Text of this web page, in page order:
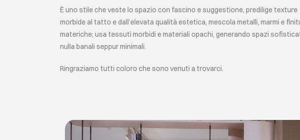
È uno stile che veste lo spazio con fascino e suggestione, predilige texture
morbide al tatto e dall’elevata qualità estetica, mescola metalli, marmi e
materiche; usa tessuti morbidi e materiali opachi, generando spazi
nulla banali seppur minimali.
Ringraziamo tutti coloro che sono venuti a trovarci.